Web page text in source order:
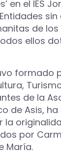
en el IES
de
ellos
formado
de la
de Asis,
la
por
María.